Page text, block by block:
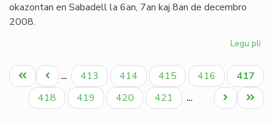
okazontan en Sabadell la 6an, 7an kaj 8an de decembro
2008.
Legu pli
al
la
Pagination
Unua
paĝo
Antaŭa
paĝo
… Paĝo
413 Paĝo
414 Paĝo
415 Paĝo
416
Aktuala
paĝo
417
Paĝo
418 Paĝo
419 Paĝo
420 Paĝo
421 …
Last
page
Next
page